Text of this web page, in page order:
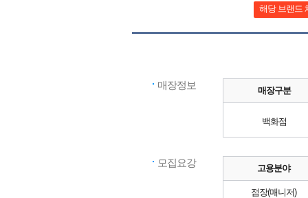
해당 브랜드
매장정보 매장구분
백화점
모집요강 고용분야
점장(매니저)